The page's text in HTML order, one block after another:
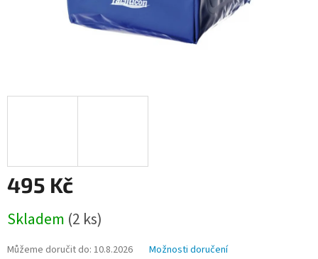
495 Kč
cena:
Skladem (2 ks)
Můžeme doručit do: 10.8.2026 Možnosti doručení